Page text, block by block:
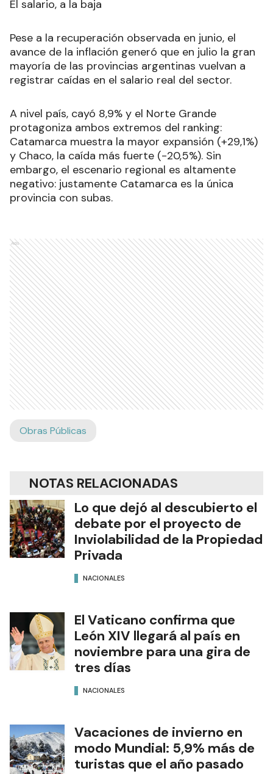
El salario, a la baja
Pese a la recuperación observada en junio, el
avance de la inflación generó que en julio la gran
mayoría de las provincias argentinas vuelvan a
registrar caídas en el salario real del sector.
A nivel país, cayó 8,9% y el Norte Grande
protagoniza ambos extremos del ranking:
Catamarca muestra la mayor expansión (+29,1%)
y Chaco, la caída más fuerte (-20,5%). Sin
embargo, el escenario regional es altamente
negativo: justamente Catamarca es la única
provincia con subas.
Ads
Obras Públicas
NOTAS RELACIONADAS
Lo que dejó al descubierto el
debate por el proyecto de
Inviolabilidad de la Propiedad
Privada
NACIONALES
El Vaticano confirma que
León XIV llegará al país en
noviembre para una gira de
tres días
NACIONALES
Vacaciones de invierno en
modo Mundial: 5,9% más de
turistas que el año pasado